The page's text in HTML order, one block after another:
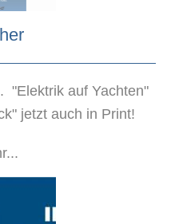
"Elektrik auf Yachten"
jetzt auch in Print!